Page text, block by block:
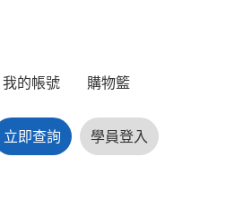
我的帳號 購物籃
立即查詢 學員登入